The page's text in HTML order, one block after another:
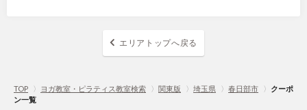
エリアトップへ戻る
TOP 〉 ヨガ教室・ピラティス教室検索 〉 関東版 〉 埼玉県 〉 春日部市 〉 クーポ
ン一覧